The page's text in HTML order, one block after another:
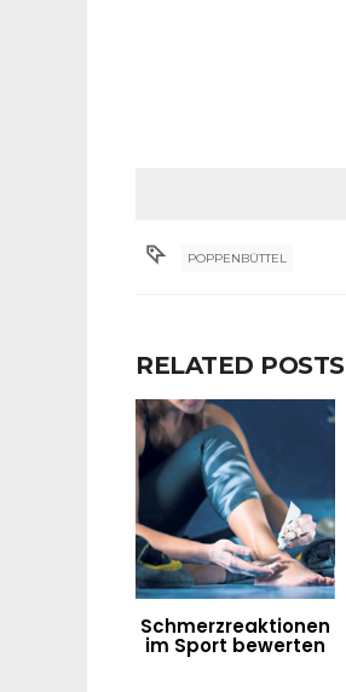
POPPENBÜTTEL
RELATED POSTS
Schmerzreaktionen
im Sport bewerten